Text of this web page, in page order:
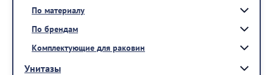
По материалу
По брендам
Комплектующие для раковин
Унитазы